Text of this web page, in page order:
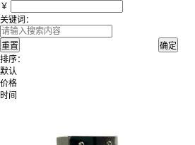
￥
关键词：
排序：
默认
价格
时间